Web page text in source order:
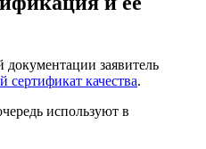
документации заявитель
сертификат качества.
используют в